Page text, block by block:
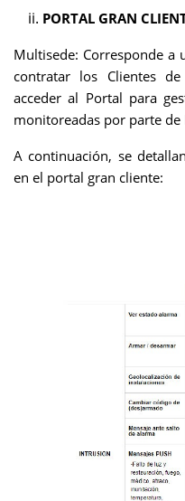
PORTAL GRAN
Multisede: Corresponde a
contratar los Clientes
acceder al Portal para
monitoreadas por parte de
A continuación, se
en el portal gran cliente: